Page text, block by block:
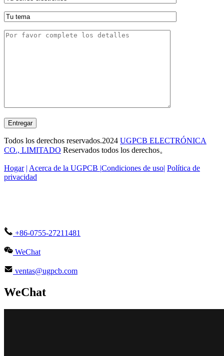
Entregar
Todos los derechos reservados.2024 UGPCB ELECTRÓNICA
CO., LIMITADO Reservados todos los derechos。
Hogar | Acerca de la UGPCB |Condiciones de uso| Política de
privacidad
+86-0755-27211481
WeChat
ventas@ugpcb.com
WeChat